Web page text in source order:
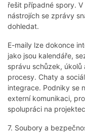
řešit případné spory.
nástrojích se zprávy
dohledat.
E-maily lze dokonce
jako jsou kalendáře,
správu schůzek,
procesy. Chaty a
integrace. Podniky se
externí komunikaci,
spolupráci na
7. Soubory a